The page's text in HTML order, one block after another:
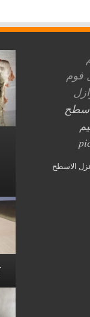
فوم
الاسطح